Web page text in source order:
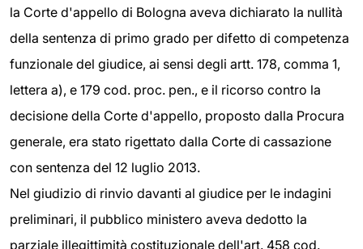
la Corte d'appello di Bologna aveva dichiarato la nullità
della sentenza di primo grado per difetto di competenza
funzionale del giudice, ai sensi degli artt. 178, comma 1,
lettera a), e 179 cod. proc. pen., e il ricorso contro la
decisione della Corte d'appello, proposto dalla Procura
generale, era stato rigettato dalla Corte di cassazione
con sentenza del 12 luglio 2013.
Nel giudizio di rinvio davanti al giudice per le indagini
preliminari, il pubblico ministero aveva dedotto la
parziale illegittimità costituzionale dell'art. 458 cod.